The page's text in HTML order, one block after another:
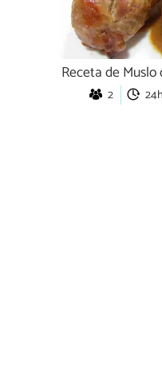
Receta de
2 24h